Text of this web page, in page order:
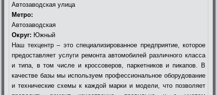
Автозаводская улица
Метро:
Автозаводская
Округ: Южный
Наш техцентр – это специализированное предприятие, которое
предоставляет услуги ремонта автомобилей различного класса
и типа, в том числе и кроссоверов, паркетников и пикапов. В
качестве базы мы используем профессиональное оборудование
и технические схемы к каждой марки и модели, что позволяет